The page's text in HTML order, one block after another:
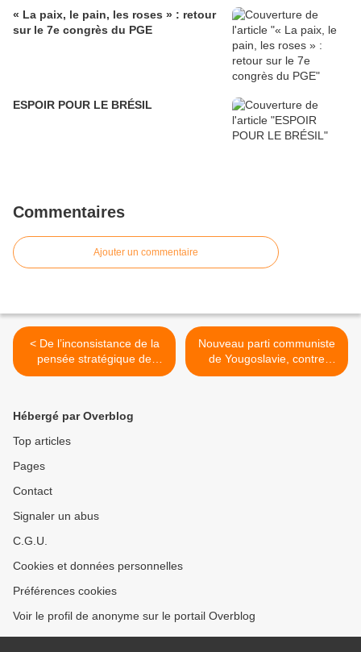
« La paix, le pain, les roses » : retour
sur le 7e congrès du PGE
ESPOIR POUR LE BRÉSIL
Commentaires
Ajouter un commentaire
< De l’inconsistance de la
pensée stratégique de
Macron
Nouveau parti communiste
de Yougoslavie, contre
l'anticommunisme en
Hébergé par Overblog
Top articles
Pages
Contact
Signaler un abus
C.G.U.
Cookies et données personnelles
Préférences cookies
Voir le profil de anonyme sur le portail Overblog